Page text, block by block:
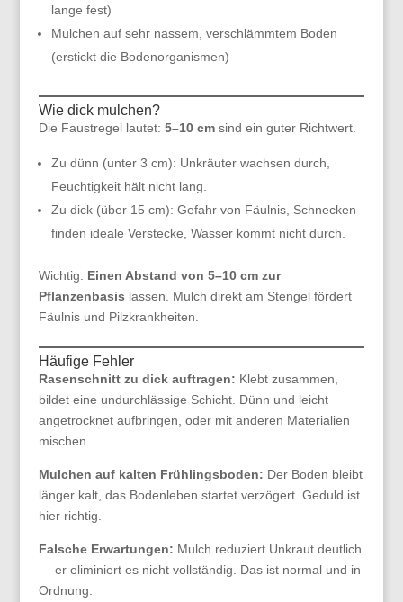
lange fest)
Mulchen auf sehr nassem, verschlämmtem Boden
(erstickt die Bodenorganismen)
Wie dick mulchen?
Die Faustregel lautet: 5–10 cmsind ein guter Richtwert.
Zu dünn (unter 3 cm): Unkräuter wachsen durch,
Feuchtigkeit hält nicht lang.
Zu dick (über 15 cm): Gefahr von Fäulnis, Schnecken
finden ideale Verstecke, Wasser kommt nicht durch.
Wichtig: Einen Abstand von 5–10 cm zur
Pflanzenbasis lassen. Mulch direkt am Stengel fördert
Fäulnis und Pilzkrankheiten.
Häufige Fehler
Rasenschnitt zu dick auftragen: Klebt zusammen,
bildet eine undurchlässige Schicht. Dünn und leicht
angetrocknet aufbringen, oder mit anderen Materialien
mischen.
Mulchen auf kalten Frühlingsboden: Der Boden bleibt
länger kalt, das Bodenleben startet verzögert. Geduld ist
hier richtig.
Falsche Erwartungen: Mulch reduziert Unkraut deutlich
— er eliminiert es nicht vollständig. Das ist normal und in
Ordnung.